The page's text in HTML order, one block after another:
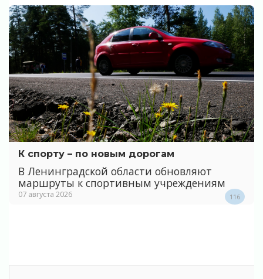
К спорту – по новым дорогам
В Ленинградской области обновляют
маршруты к спортивным учреждениям
07 августа 2026 116